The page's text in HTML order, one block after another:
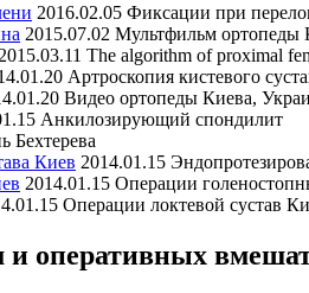
2016.02.05 Фиксации при
2015.07.02 Мультфильм ортопеды
2015.03.11 The algorithm of proximal
Артроскопия кистевого
Видео ортопеды Киева,
Анкилозирующий спондилит
Бехтерева
Киев 2014.01.15
2014.01.15 Операции
Операции локтевой сустав
и оперативных